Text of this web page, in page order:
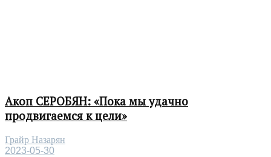
Акоп СЕРОБЯН: «Пока мы удачно
продвигаемся к цели»
Грайр Назарян
2023-05-30